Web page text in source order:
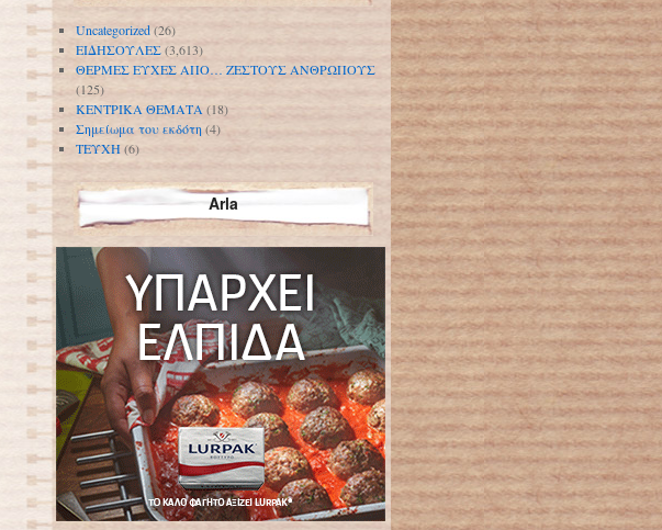
Uncategorized (26)
ΕΙΔΗΣΟΥΛΕΣ(3,613)
ΘΕΡΜΕΣ ΕΥΧΕΣ ΑΠΟ… ΖΕΣΤΟΥΣ ΑΝΘΡΩΠΟΥΣ
(125)
ΚΕΝΤΡΙΚΑ ΘΕΜΑΤΑ (18)
Σημείωμα του εκδότη(4)
ΤΕΥΧΗ(6)
Arla